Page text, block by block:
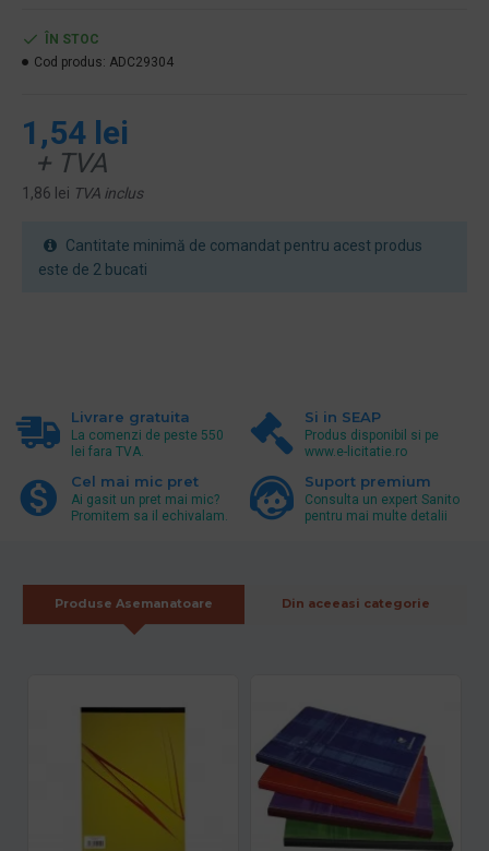
1,54 lei
+ TVA
1,86 lei TVA inclus
ÎN STOC
Cod produs: ADC29304
Cantitate minimă de comandat pentru acest produs
este de 2 bucati
Livrare gratuita
La comenzi de peste 550
lei fara TVA.
Si in SEAP
Produs disponibil si pe
www.e-licitatie.ro
Cel mai mic pret
Ai gasit un pret mai mic?
Promitem sa il echivalam.
Suport premium
Consulta un expert Sanito
pentru mai multe detalii
Produse Asemanatoare Din aceeasi categorie